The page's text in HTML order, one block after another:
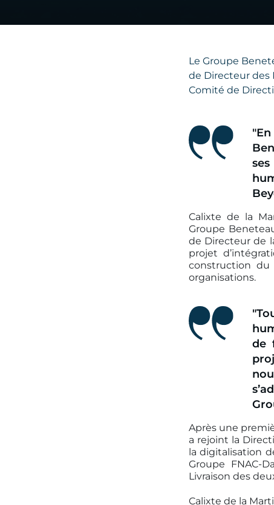
Le Groupe
de Directeur des
Comité de
Calixte de la
Groupe
de Directeur de
projet
construction du
organisations.
de
Après une
a rejoint la
la digitalisation
Groupe FNAC-
Livraison des
Calixte de la